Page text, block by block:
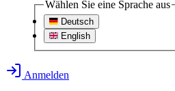
Wählen Sie eine Sprache aus
Deutsch
English
Anmelden